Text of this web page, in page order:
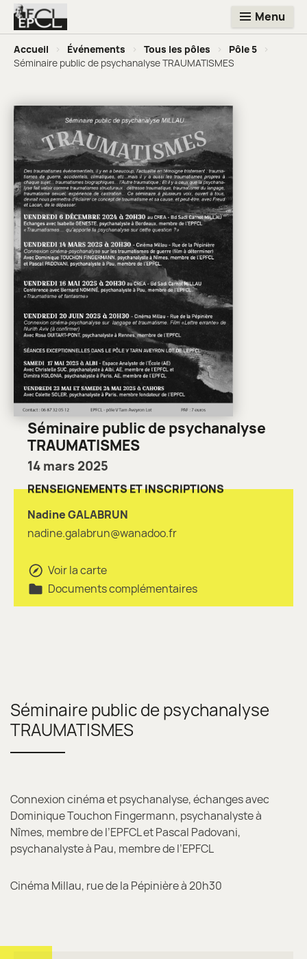
Menu
Accueil > Événements > Tous les pôles > Pôle 5
>
Séminaire public de psychanalyse TRAUMATISMES
Séminaire public de psychanalyse
TRAUMATISMES
14 mars 2025
RENSEIGNEMENTS ET INSCRIPTIONS
Nadine GALABRUN
nadine.galabrun@wanadoo.fr
Voir la carte
Documents complémentaires
Séminaire public de psychanalyse
TRAUMATISMES
Connexion cinéma et psychanalyse, échanges avec
Dominique Touchon Fingermann, psychanalyste à
Nîmes, membre de l’EPFCL et Pascal Padovani,
psychanalyste à Pau, membre de l’EPFCL
Cinéma Millau, rue de la Pépinière à 20h30